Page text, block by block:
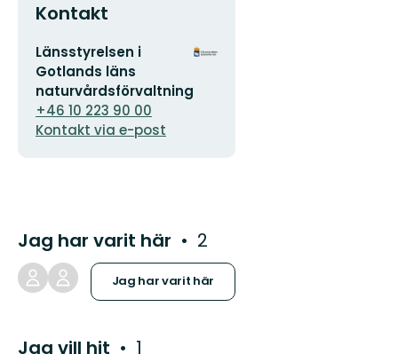
Kontakt
E-
postadress
Länsstyrelsen i
Gotlands läns
naturvårdsförvaltning
+46 10 223 90 00
Kontakt via e-post
Organisationens
Jag har varit här 2
Jag har varit här
Jag vill hit 1